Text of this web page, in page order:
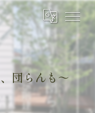
団らんも～